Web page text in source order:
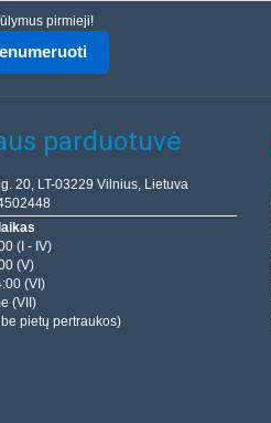
pirmieji!
parduotuvė
20, LT-03229 Vilnius, Lietuva
(I - IV)
(V)
(VI)
(VII)
pietų pertraukos)